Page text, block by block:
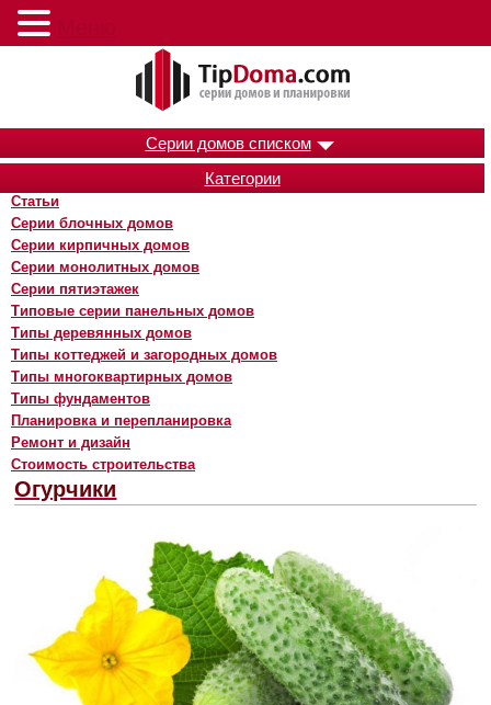
Серии домов списком
Категории
Статьи
Серии блочных домов
Серии кирпичных домов
Серии монолитных домов
Серии пятиэтажек
Типовые серии панельных домов
Типы деревянных домов
Типы коттеджей и загородных домов
Типы многоквартирных домов
Типы фундаментов
Планировка и перепланировка
Ремонт и дизайн
Стоимость строительства
Огурчики